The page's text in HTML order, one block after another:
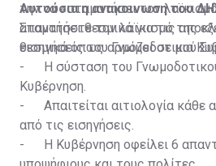
την να «σταματήσει τον
απαντήσει θεσμικά για τις
εισηγήσεις του Γνωμοδοτικού
Αυτούσια η ανακοινωση του
Σταματήστε τον λαϊκισμό της
θεσμικά όπως αρμόζει σε μια
- Η σύσταση του Γνωμοδοτικού
Κυβέρνηση.
- Απαιτείται αιτιολογία κάθε
από τις εισηγήσεις.
- Η Κυβέρνηση οφείλει 6